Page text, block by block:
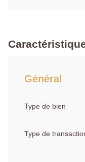
Général
Type de bien
Type de